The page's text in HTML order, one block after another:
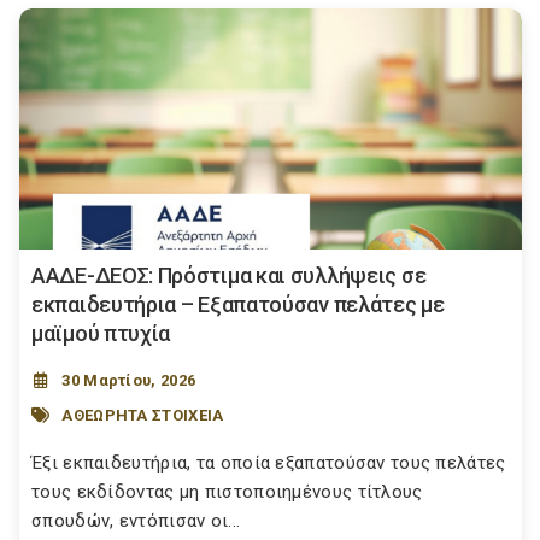
ΑΑΔΕ-ΔΕΟΣ: Πρόστιμα και συλλήψεις σε
εκπαιδευτήρια – Εξαπατούσαν πελάτες με
μαϊμού πτυχία
30 Μαρτίου, 2026
ΑΘΕΩΡΗΤΑ ΣΤΟΙΧΕΙΑ
Έξι εκπαιδευτήρια, τα οποία εξαπατούσαν τους πελάτες
τους εκδίδοντας μη πιστοποιημένους τίτλους
σπουδών, εντόπισαν οι...